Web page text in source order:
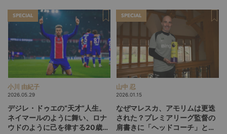
SPECIAL
小川 由紀子
2026.05.29
デジレ・ドゥエの“天才”人生。
ネイマールのように舞い、ロナ
ウドのように己を律する20歳
SPECIAL
山中 忍
2026.01.15
なぜマレスカ、アモリムは更迭
された？プレミアリーグ監督の
肩書きに「ヘッドコーチ」と